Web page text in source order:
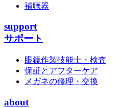
補聴器
support
サポート
眼鏡作製技能士・検査
保証とアフターケア
メガネの修理・交換
about